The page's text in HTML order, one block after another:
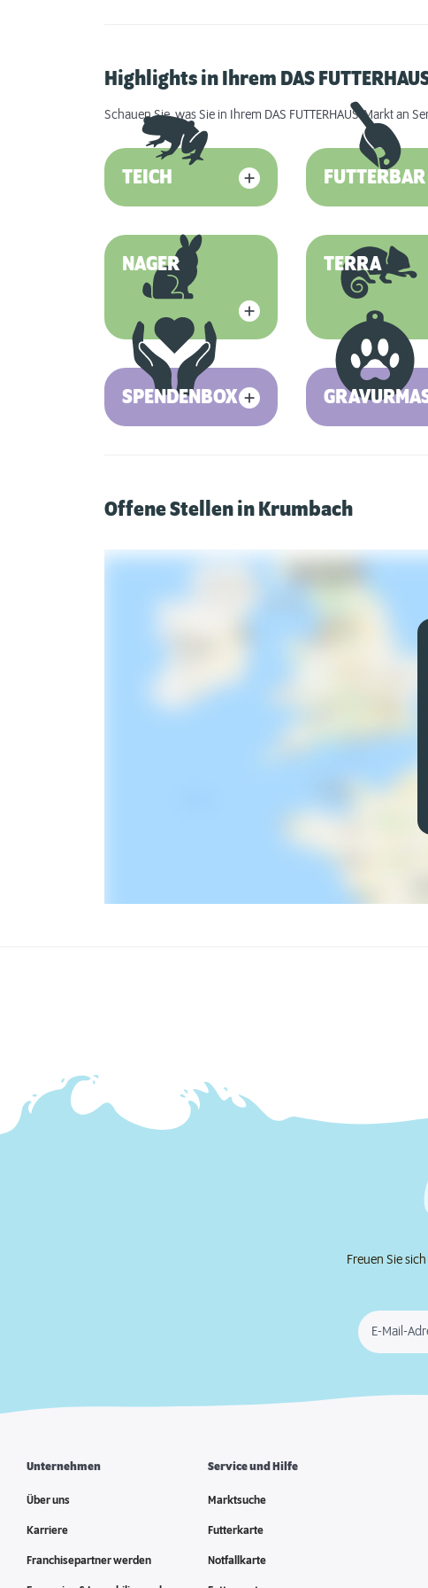
Highlights in Ihrem DAS
Schauen Sie, was Sie in Ihrem DAS FUTTERHAUS-Markt an
TEICH FUTTERBAR
NAGER TERRA
SPENDENBOX
Offene Stellen in Krumbach
Freuen Sie
E-Mail-
Unternehmen
Über uns
Karriere
Franchisepartner werden
Service und Hilfe
Marktsuche
Futterkarte
Notfallkarte